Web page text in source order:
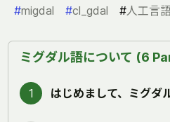
#migdal #cl_gdal #人工言
ミグダル語について (6
1 はじめまして、ミグダ